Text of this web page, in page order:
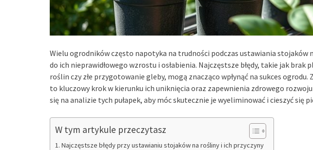
Wielu ogrodników często napotyka na trudności podczas ustawiania stojaków
do ich nieprawidłowego wzrostu i osłabienia. Najczęstsze błędy, takie jak brak
roślin czy złe przygotowanie gleby, mogą znacząco wpłynąć na sukces
to kluczowy krok w kierunku ich uniknięcia oraz zapewnienia zdrowego
się na analizie tych pułapek, aby móc skutecznie je wyeliminować i cieszyć się
W tym artykule przeczytasz
Najczęstsze błędy przy ustawianiu stojaków na rośliny i ich przyczyny